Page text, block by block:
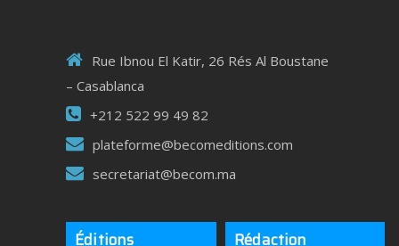
Rue Ibnou El Katir, 26 Rés Al Boustane
– Casablanca
+212 522 99 49 82
plateforme@becomeditions.com
secretariat@becom.ma
Éditions Rédaction